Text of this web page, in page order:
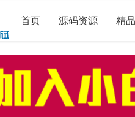
首页 源码资源 精